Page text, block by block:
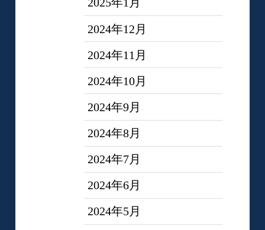
2025年1月
2024年12月
2024年11月
2024年10月
2024年9月
2024年8月
2024年7月
2024年6月
2024年5月